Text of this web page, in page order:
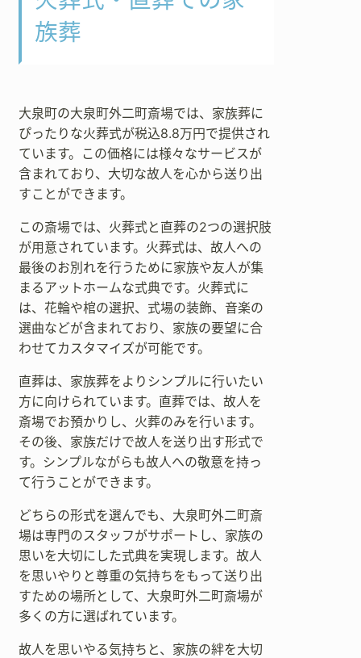
族葬
大泉町の大泉町外二町斎場では、家族葬に
ぴったりな火葬式が税込8.8万円で提供され
ています。この価格には様々なサービスが
含まれており、大切な故人を心から送り出
すことができます。
この斎場では、火葬式と直葬の2つの選択肢
が用意されています。火葬式は、故人への
最後のお別れを行うために家族や友人が集
まるアットホームな式典です。火葬式に
は、花輪や棺の選択、式場の装飾、音楽の
選曲などが含まれており、家族の要望に合
わせてカスタマイズが可能です。
直葬は、家族葬をよりシンプルに行いたい
方に向けられています。直葬では、故人を
斎場でお預かりし、火葬のみを行います。
その後、家族だけで故人を送り出す形式で
す。シンプルながらも故人への敬意を持っ
て行うことができます。
どちらの形式を選んでも、大泉町外二町斎
場は専門のスタッフがサポートし、家族の
思いを大切にした式典を実現します。故人
を思いやりと尊重の気持ちをもって送り出
すための場所として、大泉町外二町斎場が
多くの方に選ばれています。
故人を思いやる気持ちと、家族の絆を大切